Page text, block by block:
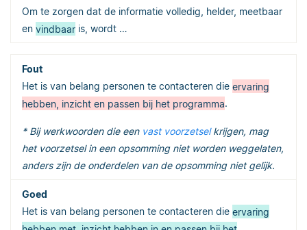
Om te zorgen dat de informatie volledig, helder, meetbaar
en vindbaar is, wordt …
Het is van belang personen te contacteren die ervaring
hebben, inzicht en passen bij het programma.
* Bij werkwoorden die een vast voorzetselkrijgen, mag
het voorzetsel in een opsomming niet worden weggelaten,
anders zijn de onderdelen van de opsomming niet gelijk.
Het is van belang personen te contacteren die ervaring